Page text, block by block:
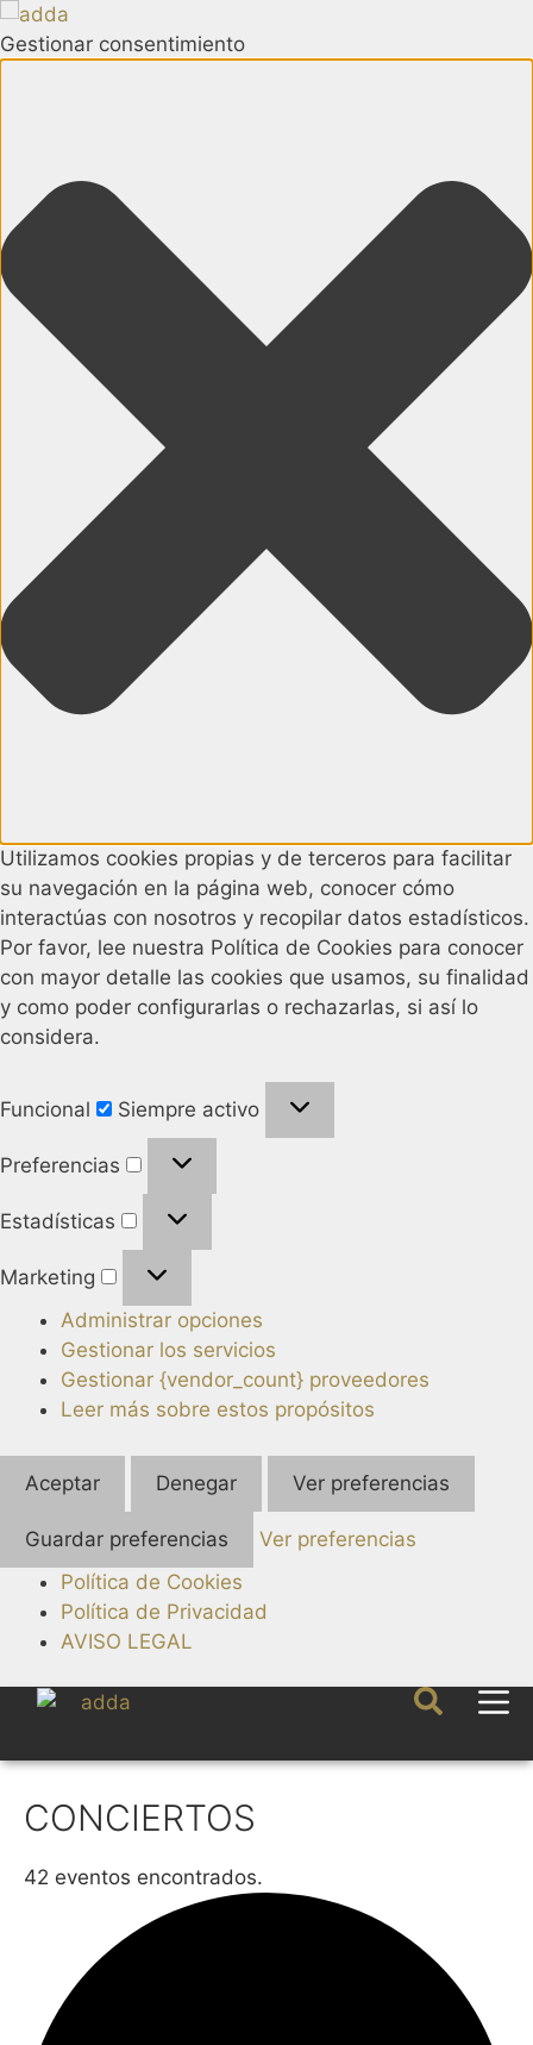
Gestionar consentimiento
Utilizamos cookies propias y de terceros para facilitar
su navegación en la página web, conocer cómo
interactúas con nosotros y recopilar datos estadísticos.
Por favor, lee nuestra Política de Cookies para conocer
con mayor detalle las cookies que usamos, su finalidad
y como poder configurarlas o rechazarlas, si así lo
considera.
Funcional Siempre activo
Preferencias
Estadísticas
Marketing
Administrar opciones
Gestionar los servicios
Gestionar {vendor_count} proveedores
Leer más sobre estos propósitos
Aceptar Denegar Ver preferencias
Guardar preferencias
Ver preferencias
Política de Cookies
Política de Privacidad
AVISO LEGAL
CONCIERTOS
42 eventos encontrados.